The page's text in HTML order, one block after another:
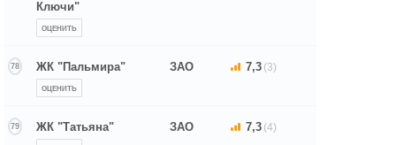
Ключи"
ОЦЕНИТЬ
78 ЖК "Пальмира"
ОЦЕНИТЬ
ЗАО 7,3 (3)
79 ЖК "Татьяна" ЗАО 7,3 (4)